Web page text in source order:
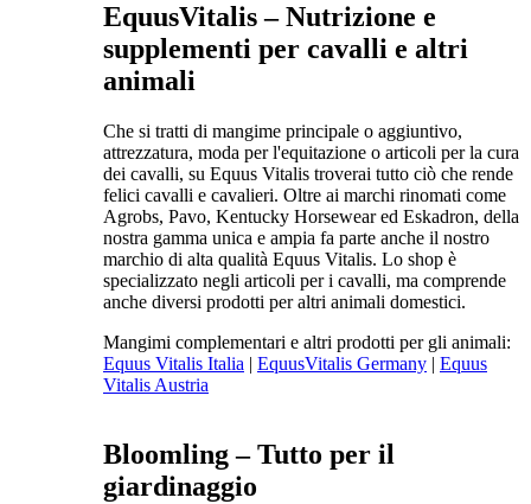
EquusVitalis – Nutrizione e
supplementi per cavalli e altri
animali
Che si tratti di mangime principale o aggiuntivo,
attrezzatura, moda per l'equitazione o articoli per la cura
dei cavalli, su Equus Vitalis troverai tutto ciò che rende
felici cavalli e cavalieri. Oltre ai marchi rinomati come
Agrobs, Pavo, Kentucky Horsewear ed Eskadron, della
nostra gamma unica e ampia fa parte anche il nostro
marchio di alta qualità Equus Vitalis. Lo shop è
specializzato negli articoli per i cavalli, ma comprende
anche diversi prodotti per altri animali domestici.
Mangimi complementari e altri prodotti per gli animali:
Equus Vitalis Italia | EquusVitalis Germany | Equus
Vitalis Austria
Bloomling – Tutto per il
giardinaggio